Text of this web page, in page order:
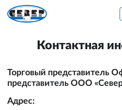
Контактная
Торговый представитель
представитель ООО
Адрес: